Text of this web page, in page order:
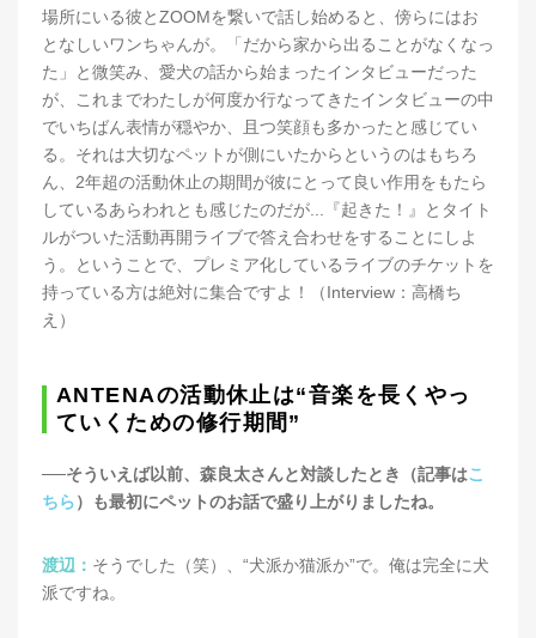
場所にいる彼とZOOMを繋いで話し始めると、傍らにはお
となしいワンちゃんが。「だから家から出ることがなくなっ
た」と微笑み、愛犬の話から始まったインタビューだった
が、これまでわたしが何度か行なってきたインタビューの中
でいちばん表情が穏やか、且つ笑顔も多かったと感じてい
る。それは大切なペットが側にいたからというのはもちろ
ん、2年超の活動休止の期間が彼にとって良い作用をもたら
しているあらわれとも感じたのだが...『起きた！』とタイト
ルがついた活動再開ライブで答え合わせをすることにしよ
う。ということで、プレミア化しているライブのチケットを
持っている方は絶対に集合ですよ！（Interview：高橋ち
え）
ANTENAの活動休止は“音楽を長くやっ
ていくための修行期間”
──そういえば以前、森良太さんと対談したとき（記事はこ
ちら）も最初にペットのお話で盛り上がりましたね。
渡辺： そうでした（笑）、“犬派か猫派か”で。俺は完全に犬
派ですね。